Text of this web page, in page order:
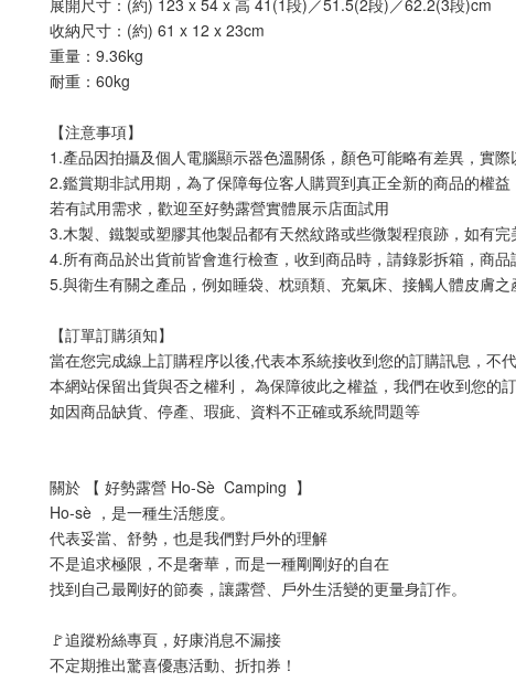
展開尺寸：(約) 123 x 54 x 高 41(1段)／51.5(2段)／62.2(3段)cm
收納尺寸：(約) 61 x 12 x 23cm
重量：9.36kg
耐重：60kg
【注意事項】
1.產品因拍攝及個人電腦顯示器色溫關係，顏色可能略有差異，實際
2.鑑賞期非試用期，為了保障每位客人購買到真正全新的商品的權
若有試用需求，歡迎至好勢露營實體展示店面試用
3.木製、鐵製或塑膠其他製品都有天然紋路或些微製程痕跡，如有
4.所有商品於出貨前皆會進行檢查，收到商品時，請錄影拆箱，商
5.與衛生有關之產品，例如睡袋、枕頭類、充氣床、接觸人體皮膚
【訂單訂購須知】
當在您完成線上訂購程序以後,代表本系統接收到您的訂購訊息，不
本網站保留出貨與否之權利， 為保障彼此之權益，我們在收到您的
如因商品缺貨、停產、瑕疵、資料不正確或系統問題等
關於 【 好勢露營 Ho-Sè  Camping  】
Ho-sè ，是一種生活態度。
代表妥當、舒勢，也是我們對戶外的理解
不是追求極限，不是奢華，而是一種剛剛好的自在
找到自己最剛好的節奏，讓露營、戶外生活變的更量身訂作。
🚩追蹤粉絲專頁，好康消息不漏接
不定期推出驚喜優惠活動、折扣券！